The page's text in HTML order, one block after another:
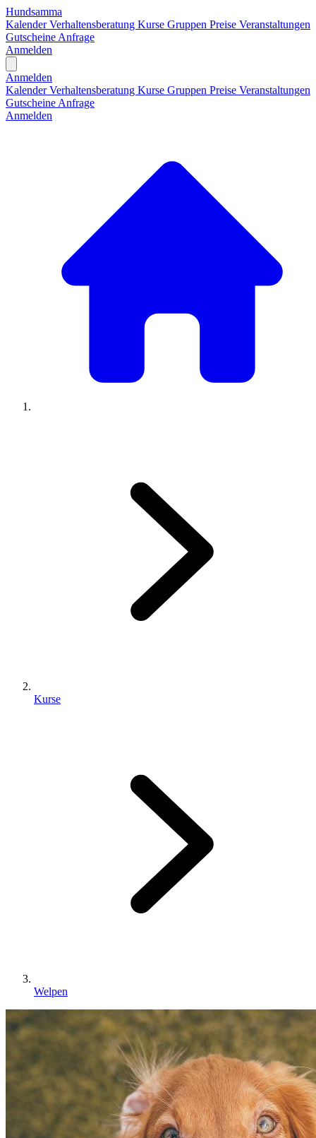
Hundsamma
KalenderVerhaltensberatung Kurse Gruppen Preise Veranstaltungen
Gutscheine Anfrage
Anmelden
Anmelden
KalenderVerhaltensberatung Kurse Gruppen Preise Veranstaltungen
Gutscheine Anfrage
Anmelden
Kurse
Welpen